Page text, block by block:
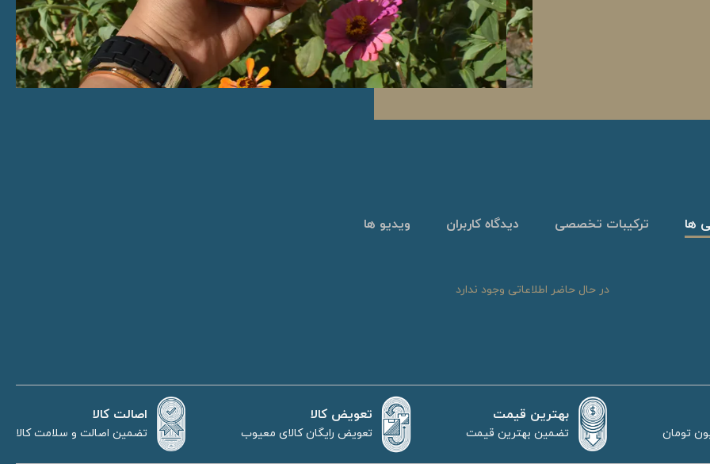
ها ترکیبات تخصصی دیدگاه کاربران ویدیو ها
در حال حاضر اطلاعاتی وجود ندارد
بهترین قیمت
تضمین بهترین قیمت
تعویض کالا
تعویض رایگان کالای معیوب
اصالت کالا
تضمین اصالت و سلامت کالا